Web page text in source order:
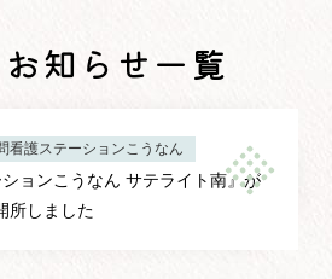
知らせ一覧
看護ステーションこうなん
ションこうなん サテライト南』が
所しました